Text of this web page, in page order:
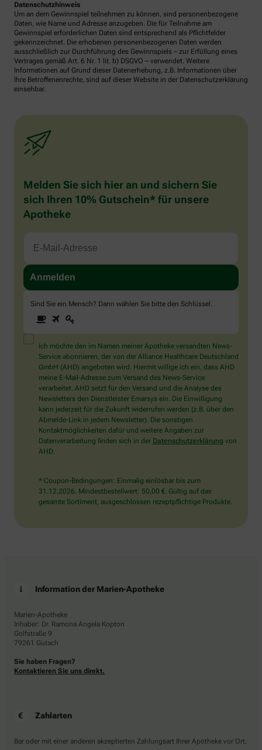
Datenschutzhinweis
Um an dem Gewinnspiel teilnehmen zu können, sind personenbezogene
Daten, wie Name und Adresse anzugeben. Die für Teilnahme am
Gewinnspiel erforderlichen Daten sind entsprechend als Pflichtfelder
gekennzeichnet. Die erhobenen personenbezogenen Daten werden
ausschließlich zur Durchführung des Gewinnspiels – zur Erfüllung eines
Vertrages gemäß Art. 6 Nr. 1 lit. b) DSGVO – verwendet. Weitere
Informationen auf Grund dieser Datenerhebung, z.B. Informationen über
Ihre Betroffenenrechte, sind auf dieser Website in der Datenschutzerklärung
einsehbar.
Melden Sie sich hier an und sichern Sie
sich Ihren 10% Gutschein* für unsere
Apotheke
Sind Sie ein Mensch? Dann wählen Sie bitte den Schlüssel .
Sind
Sie
ein
Mensch?
Dann
wählen
Sie
bitte
den
Schlüssel.
1 2
Ich möchte den im Namen meiner Apotheke versandten News-
Service abonnieren, der von der Alliance Healthcare Deutschland
GmbH (AHD) angeboten wird. Hiermit willige ich ein, dass AHD
meine E-Mail-Adresse zum Versand des News-Service
verarbeitet. AHD setzt für den Versand und die Analyse des
Newsletters den Dienstleister Emarsys ein. Die Einwilligung
kann jederzeit für die Zukunft widerrufen werden (z.B. über den
Abmelde-Link in jedem Newsletter). Die sonstigen
Kontaktmöglichkeiten dafür und weitere Angaben zur
Datenverarbeitung finden sich in der Datenschutzerklärung von
AHD.
* Coupon-Bedingungen: Einmalig einlösbar bis zum
31.12.2026. Mindestbestellwert: 50,00 €. Gültig auf das
gesamte Sortiment, ausgeschlossen rezeptpflichtige Produkte.
Information der Marien-Apotheke
Marien-Apotheke
Inhaber: Dr. Ramona Angela Kopton
Golfstraße 9
79261 Gutach
Sie haben Fragen?
Kontaktieren Sie uns direkt.
Zahlarten
Bar oder mit einer anderen akzeptierten Zahlungsart Ihrer Apotheke vor Ort.